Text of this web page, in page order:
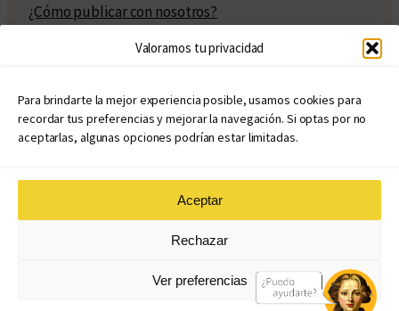
Valoramos tu privacidad
Para brindarte la mejor experiencia posible, usamos cookies para
recordar tus preferencias y mejorar la navegación. Si optas por no
aceptarlas, algunas opciones podrían estar limitadas.
Aceptar
Rechazar
Ver preferencias
¿Cómo publicar con nosotros?
Políticas de publicación
Políticas de coedición
Atribuciones